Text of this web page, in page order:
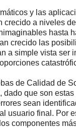
y las
crecido a niveles
hasta
crecido las
a simple vista ser
de Calidad de
dado que son
sean
usuario final. Por
componentes